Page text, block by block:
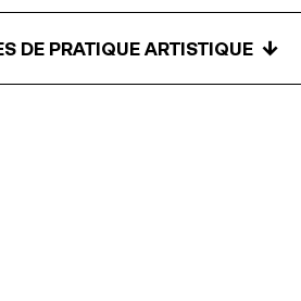
DE PRATIQUE ARTISTIQUE ↓